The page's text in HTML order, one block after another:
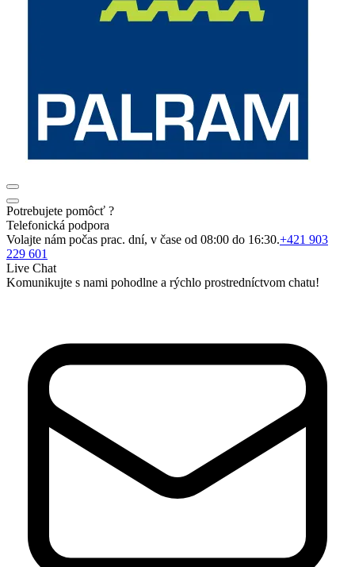
Potrebujete pomôcť ?
Telefonická podpora
Volajte nám počas prac. dní, v čase od 08:00 do 16:30.+421 903
229 601
Live Chat
Komunikujte s nami pohodlne a rýchlo prostredníctvom chatu!